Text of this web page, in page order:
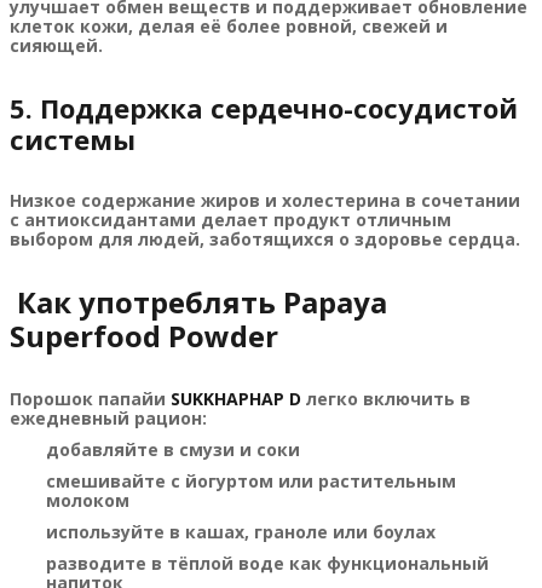
улучшает обмен веществ и поддерживает обновление
клеток кожи, делая её более ровной, свежей и
сияющей.
5. Поддержка сердечно-сосудистой
системы
Низкое содержание жиров и холестерина в сочетании
с антиоксидантами делает продукт отличным
выбором для людей, заботящихся о здоровье сердца.
Как употреблять Papaya
Superfood Powder
Порошок папайи SUKKHAPHAP D легко включить в
ежедневный рацион:
добавляйте в смузи и соки
смешивайте с йогуртом или растительным
молоком
используйте в кашах, граноле или боулах
разводите в тёплой воде как функциональный
напиток